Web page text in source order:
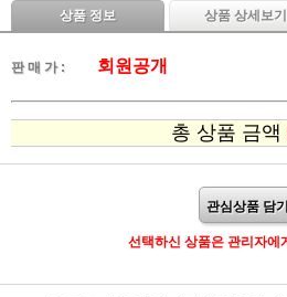
상품 정보 상품 상세보기
판 매 가 : 회원공개
총 상품 금액
관심상품 담기
선택하신 상품은 관리자에